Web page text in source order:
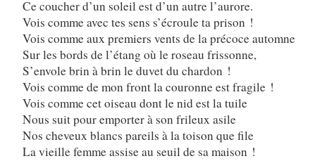
Ce coucher d’un soleil est d’un autre l’aurore.
Vois comme avec tes sens s’écroule ta prison !
Vois comme aux premiers vents de la précoce automne
Sur les bords de l’étang où le roseau frissonne,
S’envole brin à brin le duvet du chardon !
Vois comme de mon front la couronne est fragile !
Vois comme cet oiseau dont le nid est la tuile
Nous suit pour emporter à son frileux asile
Nos cheveux blancs pareils à la toison que file
La vieille femme assise au seuil de sa maison !